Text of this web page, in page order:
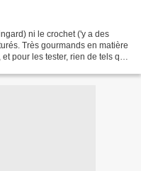
ni le crochet ('y a des
Très gourmands en matière
pour les tester, rien de tels que